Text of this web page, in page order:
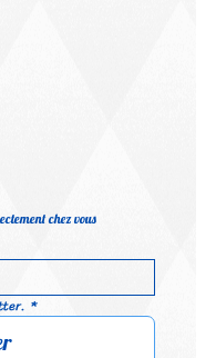
chez vous
*